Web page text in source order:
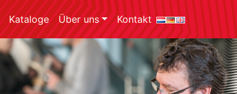
Kataloge Über uns Kontakt